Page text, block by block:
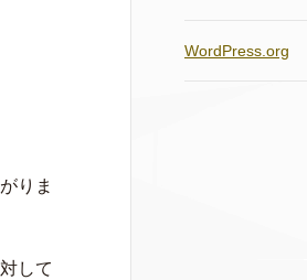
りま
して
WordPress.org